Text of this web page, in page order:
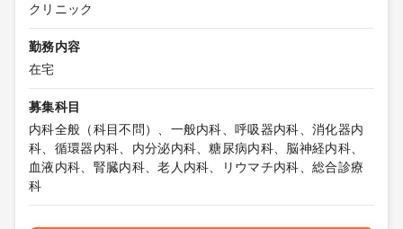
クリニック
勤務内容
在宅
募集科目
内科全般（科目不問）、一般内科、呼吸器内科、消化器内
科、循環器内科、内分泌内科、糖尿病内科、脳神経内科、
血液内科、腎臓内科、老人内科、リウマチ内科、総合診療
科